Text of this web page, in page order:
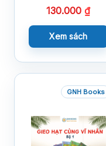
130.000₫
Xem sách
GNH Books